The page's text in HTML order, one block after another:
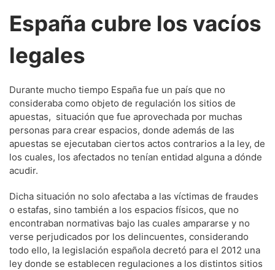
España cubre los vacíos
legales
Durante mucho tiempo España fue un país que no
consideraba como objeto de regulación los sitios de
apuestas, situación que fue aprovechada por muchas
personas para crear espacios, donde además de las
apuestas se ejecutaban ciertos actos contrarios a la ley, de
los cuales, los afectados no tenían entidad alguna a dónde
acudir.
Dicha situación no solo afectaba a las víctimas de fraudes
o estafas, sino también a los espacios físicos, que no
encontraban normativas bajo las cuales ampararse y no
verse perjudicados por los delincuentes, considerando
todo ello, la legislación española decretó para el 2012 una
ley donde se establecen regulaciones a los distintos sitios